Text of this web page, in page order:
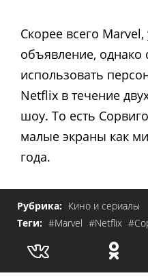
Скорее всего
объявление, однако
использовать
Netflix в течение
шоу. То есть
малые экраны как
года.
Рубрика: Кино и сериалы
Теги: #Marvel #Netflix